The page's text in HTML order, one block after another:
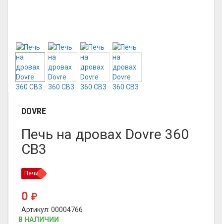
DOVRE
Печь на дровах Dovre 360
CB3
Печи
0 ₽
Артикул: 00004766
В НАЛИЧИИ